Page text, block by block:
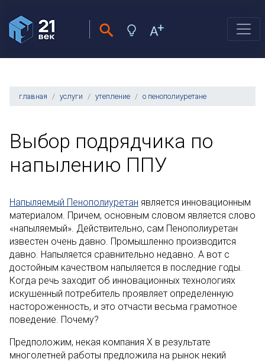
главная услуги утепление о пенополиуретане
Выбор подрядчика по
напылению ППУ
Напыляемый Пенополиуретан является инновационным
материалом. Причем, основным словом является слово
«напыляемый». Действительно, сам Пенополиуретан
известен очень давно. Промышленно производится
давно. Напыляется сравнительно недавно. А вот с
достойным качеством напыляется в последние годы.
Когда речь заходит об инновационных технологиях
искушенный потребитель проявляет определенную
настороженность, и это отчасти весьма грамотное
поведение. Почему?
Предположим, некая компания Х в результате
многолетней работы предложила на рынок некий